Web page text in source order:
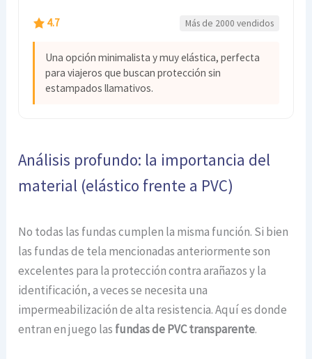
4.7 Más de 2000 vendidos
Una opción minimalista y muy elástica, perfecta
para viajeros que buscan protección sin
estampados llamativos.
Análisis profundo: la importancia del
material (elástico frente a PVC)
No todas las fundas cumplen la misma función. Si bien
las fundas de tela mencionadas anteriormente son
excelentes para la protección contra arañazos y la
identificación, a veces se necesita una
impermeabilización de alta resistencia. Aquí es donde
entran en juego las fundas de PVC transparente.